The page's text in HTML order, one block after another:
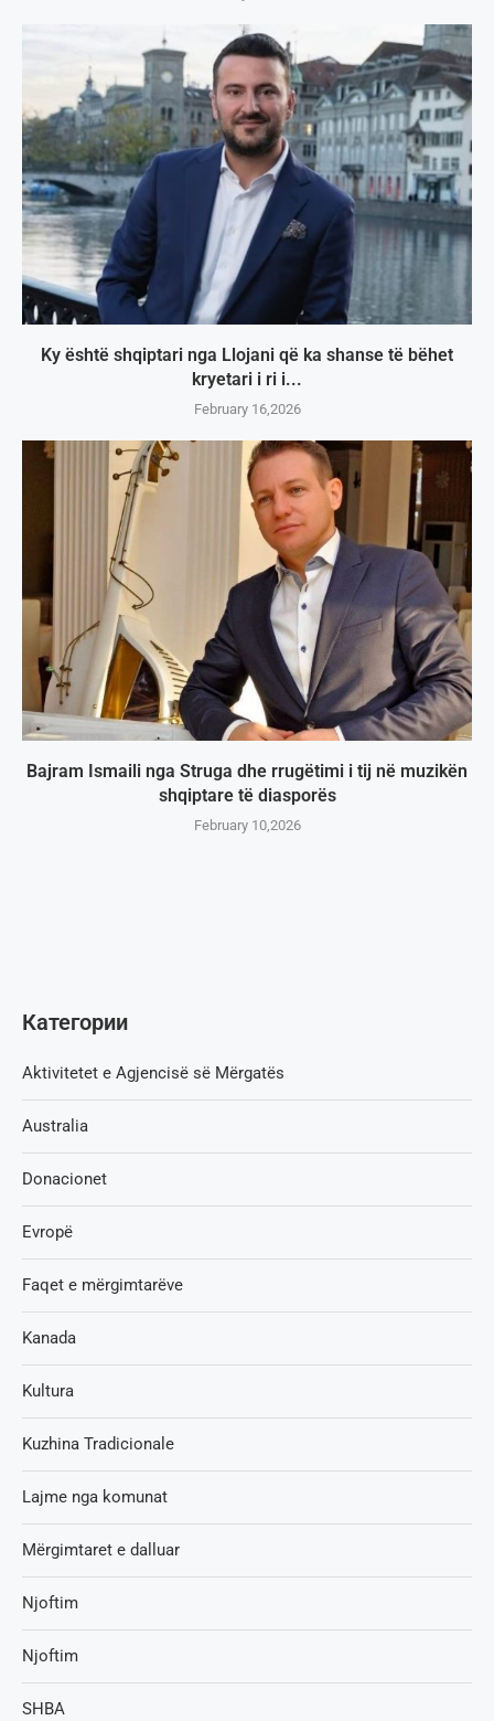
Ky është shqiptari nga Llojani që ka shanse të bëhet
kryetari i ri i...
February 16,2026
Bajram Ismaili nga Struga dhe rrugëtimi i tij në muzikën
shqiptare të diasporës
February 10,2026
Категории
Aktivitetet e Agjencisë së Мërgatës
Australia
Donacionet
Evropë
Faqet e mërgimtarëve
Kanada
Kultura
Kuzhina Tradicionale
Lajme nga komunat
Mërgimtaret e dalluar
Njoftim
Njoftim
SHBA